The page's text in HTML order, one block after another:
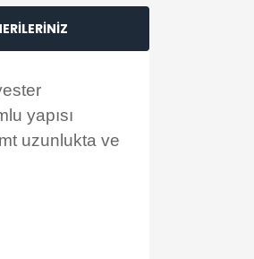
yapısı
uzunlukta ve